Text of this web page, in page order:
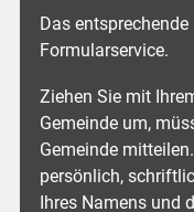
Das
Formularservice.
Ziehen Sie mit
Gemeinde um,
Gemeinde
persönlich,
Ihres Namens und